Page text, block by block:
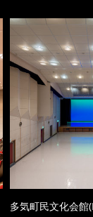
多気町民文化会館